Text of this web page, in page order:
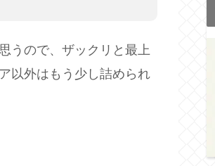
うので、ザックリと最上
以外はもう少し詰められ